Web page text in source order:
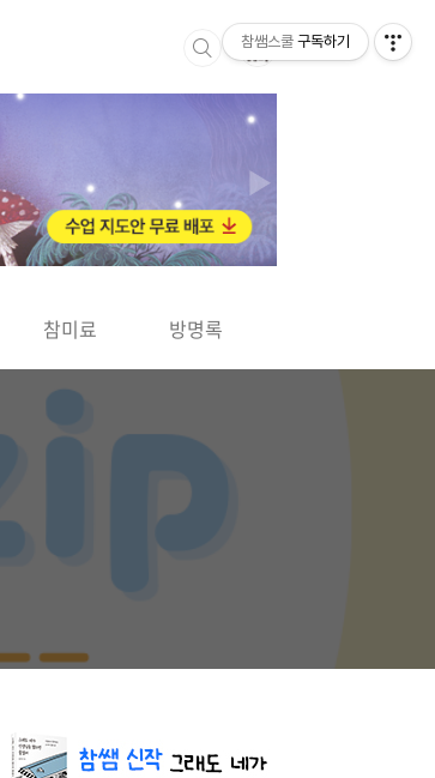
▶
참미료 방명록
참쌤스쿨 구독하기